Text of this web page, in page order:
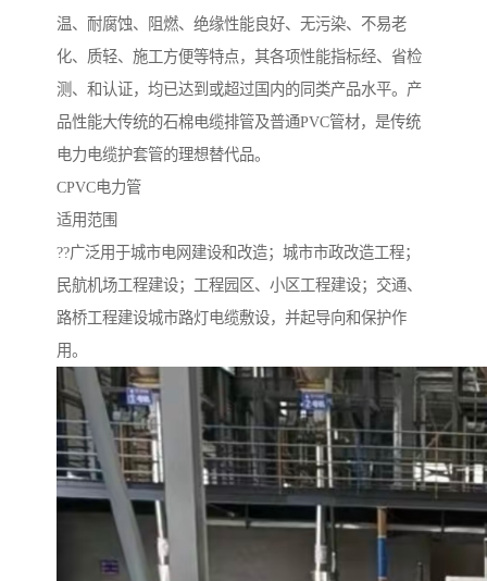
温、耐腐蚀、阻燃、绝缘性能良好、无污染、不易老
化、质轻、施工方便等特点，其各项性能指标经、省检
测、和认证，均已达到或超过国内的同类产品水平。产
品性能大传统的石棉电缆排管及普通PVC管材，是传统
电力电缆护套管的理想替代品。
CPVC电力管
适用范围
??广泛用于城市电网建设和改造；城市市政改造工程；
民航机场工程建设；工程园区、小区工程建设；交通、
路桥工程建设城市路灯电缆敷设，并起导向和保护作
用。